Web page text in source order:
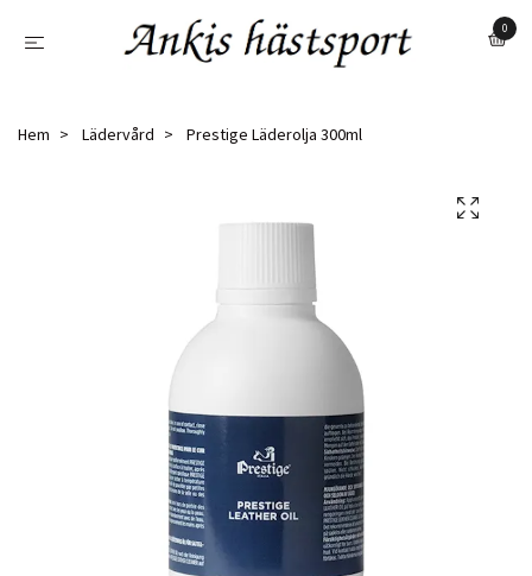
0
Hem Lädervård Prestige Läderolja 300ml